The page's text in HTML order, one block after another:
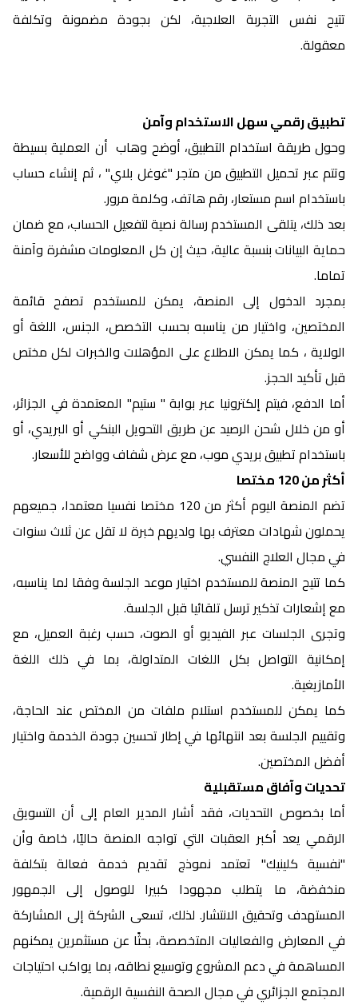
تتيح نفس التجربة العلاجية، لكن بجودة مضمونة وتكلفة
معقولة.
تطبيق رقمي سهل الاستخدام وآمن
وحول طريقة استخدام التطبيق، أوضح وهاب أن العملية بسيطة
وتتم عبر تحميل التطبيق من متجر "غوغل بلاي" ، ثم إنشاء حساب
باستخدام اسم مستعار، رقم هاتف، وكلمة مرور.
بعد ذلك، يتلقى المستخدم رسالة نصية لتفعيل الحساب، مع ضمان
حماية البيانات بنسبة عالية، حيث إن كل المعلومات مشفرة وآمنة
تماما.
بمجرد الدخول إلى المنصة، يمكن للمستخدم تصفح قائمة
المختصين، واختيار من يناسبه بحسب التخصص، الجنس، اللغة أو
الولاية ، كما يمكن الاطلاع على المؤهلات والخبرات لكل مختص
قبل تأكيد الحجز.
أما الدفع، فيتم إلكترونيا عبر بوابة " ستيم" المعتمدة في الجزائر،
أو من خلال شحن الرصيد عن طريق التحويل البنكي أو البريدي، أو
باستخدام تطبيق بريدي موب، مع عرض شفاف وواضح للأسعار.
أكثر من 120 مختصا
تضم المنصة اليوم أكثر من 120 مختصا نفسيا معتمدا، جميعهم
يحملون شهادات معترف بها ولديهم خبرة لا تقل عن ثلاث سنوات
في مجال العلاج النفسي.
كما تتيح المنصة للمستخدم اختيار موعد الجلسة وفقا لما يناسبه،
مع إشعارات تذكير ترسل تلقائيا قبل الجلسة.
وتجرى الجلسات عبر الفيديو أو الصوت، حسب رغبة العميل، مع
إمكانية التواصل بكل اللغات المتداولة، بما في ذلك اللغة
الأمازيغية.
كما يمكن للمستخدم استلام ملفات من المختص عند الحاجة،
وتقييم الجلسة بعد انتهائها في إطار تحسين جودة الخدمة واختيار
أفضل المختصين.
تحديات وآفاق مستقبلية
أما بخصوص التحديات، فقد أشار المدير العام إلى أن التسويق
الرقمي يعد أكبر العقبات التي تواجه المنصة حاليًا، خاصة وأن
"نفسية كلينيك" تعتمد نموذج تقديم خدمة فعالة بتكلفة
منخفضة، ما يتطلب مجهودا كبيرا للوصول إلى الجمهور
المستهدف وتحقيق الانتشار. لذلك، تسعى الشركة إلى المشاركة
في المعارض والفعاليات المتخصصة، بحثًا عن مستثمرين يمكنهم
المساهمة في دعم المشروع وتوسيع نطاقه، بما يواكب احتياجات
المجتمع الجزائري في مجال الصحة النفسية الرقمية.